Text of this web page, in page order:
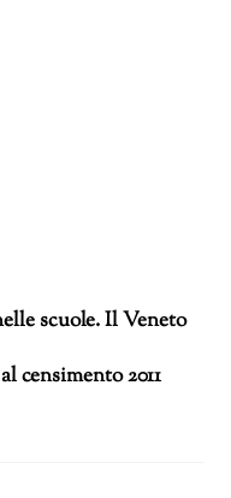
scuole. Il Veneto
censimento 2011